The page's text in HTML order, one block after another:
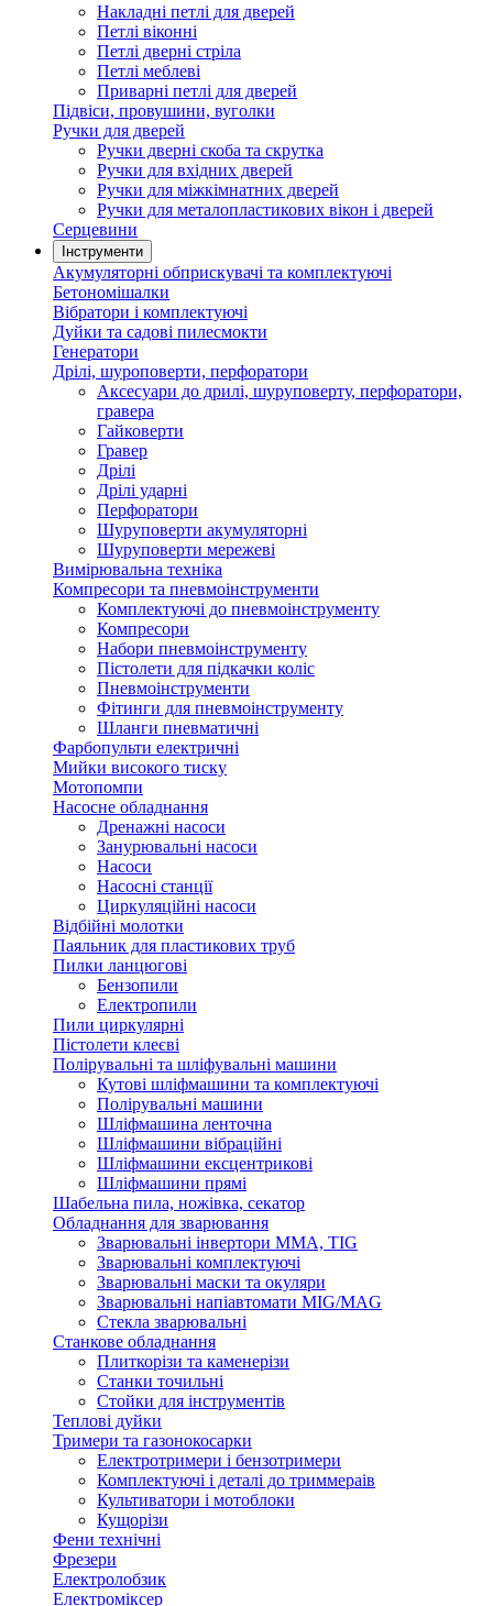
Накладні петлі для дверей
Петлі віконні
Петлі дверні стріла
Петлі меблеві
Приварні петлі для дверей
Підвіси, провушини, вуголки
Ручки для дверей
Ручки дверні скоба та скрутка
Ручки для вхідних дверей
Ручки для міжкімнатних дверей
Ручки для металопластикових вікон і дверей
Серцевини
Інструменти
Акумуляторні обприскувачі та комплектуючі
Бетономішалки
Вібратори і комплектуючі
Дуйки та садові пилесмокти
Генератори
Дрілі, шуроповерти, перфоратори
Аксесуари до дрилі, шуруповерту, перфоратори,
гравера
Гайковерти
Гравер
Дрілі
Дрілі ударні
Перфоратори
Шуруповерти акумуляторні
Шуруповерти мережеві
Вимірювальна техніка
Компресори та пневмоінструменти
Комплектуючі до пневмоінструменту
Компресори
Набори пневмоінструменту
Пістолети для підкачки коліс
Пневмоінструменти
Фітинги для пневмоінструменту
Шланги пневматичні
Фарбопульти електричні
Мийки високого тиску
Мотопомпи
Насосне обладнання
Дренажні насоси
Занурювальні насоси
Насоси
Насосні станції
Циркуляційні насоси
Відбійні молотки
Паяльник для пластикових труб
Пилки ланцюгові
Бензопили
Електропили
Пили циркулярні
Пістолети клеєві
Полірувальні та шліфувальні машини
Кутові шліфмашини та комплектуючі
Полірувальні машини
Шліфмашина ленточна
Шліфмашини вібраційні
Шліфмашини ексцентрикові
Шліфмашини прямі
Шабельна пила, ножівка, секатор
Обладнання для зварювання
Зварювальні інвертори ММА, TIG
Зварювальні комплектуючі
Зварювальні маски та окуляри
Зварювальні напіавтомати MIG/MAG
Стекла зварювальні
Станкове обладнання
Плиткорізи та каменерізи
Станки точильні
Стойки для інструментів
Теплові дуйки
Тримери та газонокосарки
Електротримери і бензотримери
Комплектуючі і деталі до триммераів
Культиватори і мотоблоки
Кущорізи
Фени технічні
Фрезери
Електролобзик
Електроміксер